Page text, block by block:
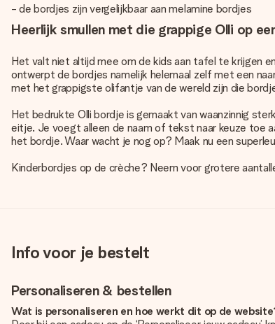
- de bordjes zijn vergelijkbaar aan melamine bordjes
Heerlijk smullen met die grappige Olli op
Het valt niet altijd mee om de kids aan tafel te krijgen
ontwerpt de bordjes namelijk helemaal zelf met een
met het grappigste olifantje van de wereld zijn die
Het bedrukte Olli bordje is gemaakt van waanzinnig
eitje. Je voegt alleen de naam of tekst naar keuze toe
het bordje. Waar wacht je nog op? Maak nu een
Kinderbordjes op de crèche? Neem voor grotere
Info voor je bestelt
Personaliseren & bestellen
Wat is personaliseren en hoe werkt dit op de